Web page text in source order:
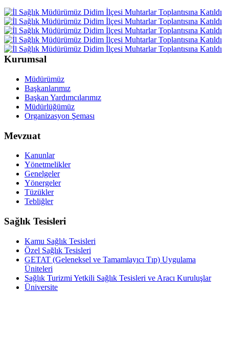
Kurumsal
Müdürümüz
Başkanlarımız
Başkan Yardımcılarımız
Müdürlüğümüz
Organizasyon Şeması
Mevzuat
Kanunlar
Yönetmelikler
Genelgeler
Yönergeler
Tüzükler
Tebliğler
Sağlık Tesisleri
Kamu Sağlık Tesisleri
Özel Sağlık Tesisleri
GETAT (Geleneksel ve Tamamlayıcı Tıp) Uygulama
Üniteleri
Sağlık Turizmi Yetkili Sağlık Tesisleri ve Aracı Kuruluşlar
Üniversite